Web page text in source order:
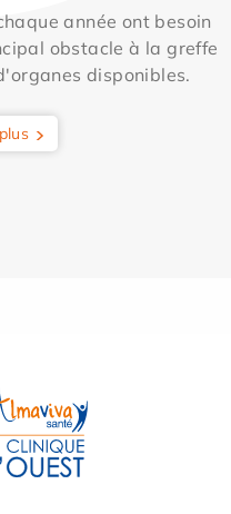
année ont besoin
obstacle à la greffe
disponibles.